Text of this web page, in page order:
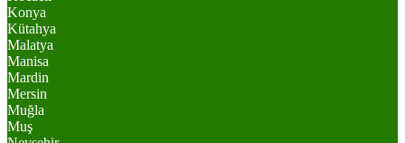
Konya
Kütahya
Malatya
Manisa
Mardin
Mersin
Muğla
Muş